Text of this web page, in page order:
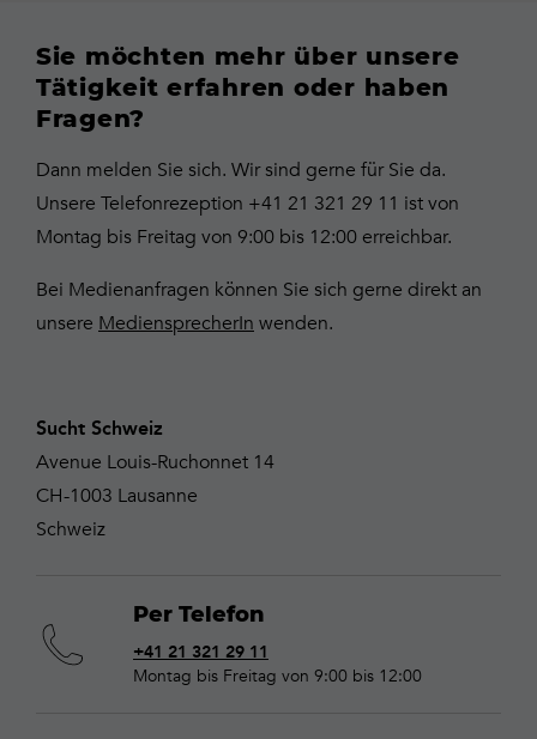
Sie möchten mehr über unsere
Tätigkeit erfahren oder haben
Fragen?
Dann melden Sie sich. Wir sind gerne für Sie da.
Unsere Telefonrezeption +41 21 321 29 11 ist von
Montag bis Freitag von 9:00 bis 12:00 erreichbar.
Bei Medienanfragen können Sie sich gerne direkt an
unsere MediensprecherIn wenden.
Sucht Schweiz
Avenue Louis-Ruchonnet 14
CH-1003 Lausanne
Schweiz
Per Telefon
+41 21 321 29 11
Montag bis Freitag von 9:00 bis 12:00